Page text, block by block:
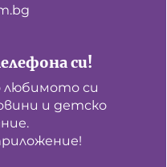
си!
любимото си
и детско